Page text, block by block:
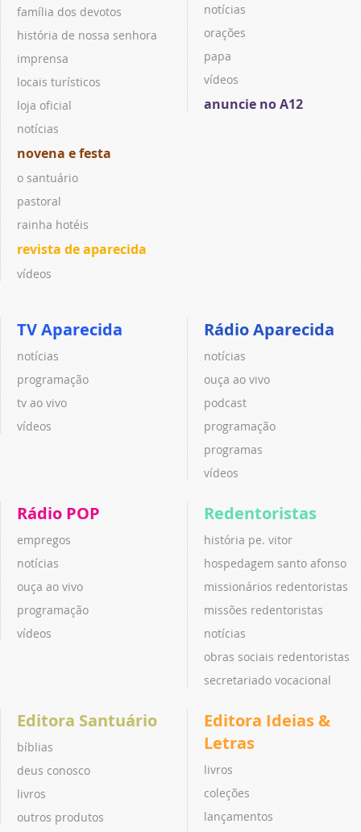
família dos devotos
história de nossa senhora
imprensa
locais turísticos
loja oficial
notícias
novena e festa
o santuário
pastoral
rainha hotéis
revista de aparecida
vídeos
notícias
orações
papa
vídeos
anuncie no A12
TV Aparecida
notícias
programação
tv ao vivo
vídeos
Rádio Aparecida
notícias
ouça ao vivo
podcast
programação
programas
vídeos
Rádio POP
empregos
notícias
ouça ao vivo
programação
vídeos
Redentoristas
história pe. vitor
hospedagem santo afonso
missionários redentoristas
missões redentoristas
notícias
obras sociais redentoristas
secretariado vocacional
Editora Santuário
bíblias
deus conosco
livros
outros produtos
Editora Ideias &
Letras
livros
coleções
lançamentos